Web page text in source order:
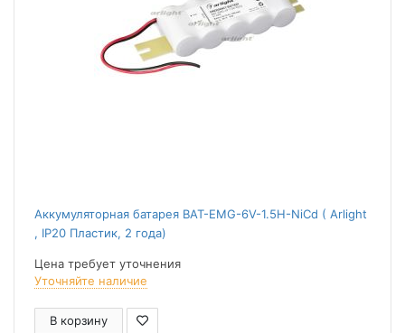
Аккумуляторная батарея BAT-EMG-6V-1.5H-NiCd ( Arlight
, IP20 Пластик, 2 года)
Цена требует уточнения
Уточняйте наличие
В корзину